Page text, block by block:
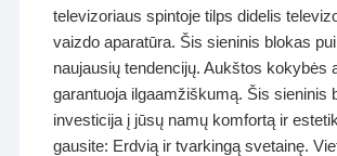
televizoriaus spintoje tilps didelis
vaizdo aparatūra. Šis sieninis blokas
naujausių tendencijų. Aukštos kokybės
garantuoja ilgaamžiškumą. Šis sieninis
investicija į jūsų namų komfortą ir
gausite: Erdvią ir tvarkingą svetainę.